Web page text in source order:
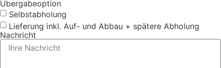
Übergabeoption
Selbstabholung
Lieferung inkl. Auf- und Abbau + spätere Abholung
Nachricht